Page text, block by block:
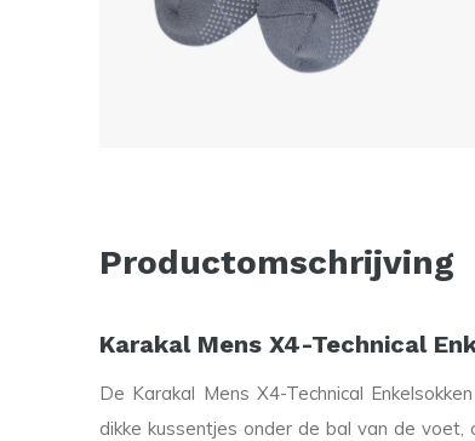
Productomschrijving
Karakal Mens X4-Technical
De Karakal Mens X4-Technical
dikke kussentjes onder de bal van de